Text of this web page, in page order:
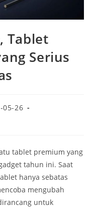
Tablet
Serius
05-26
tablet premium yang
tahun ini. Saat
hanya sebatas
mengubah
untuk